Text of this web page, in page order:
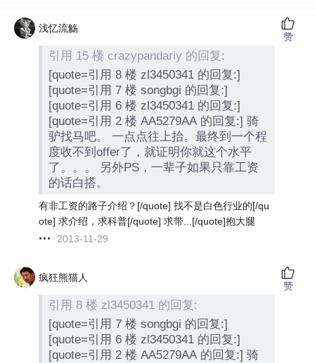
浅忆流觞
引用 15 楼 crazypandariy 的回复:
[quote=引用 8 楼 zl3450341 的回复:]
[quote=引用 7 楼 songbgi 的回复:]
[quote=引用 6 楼 zl3450341 的回复:]
[quote=引用 2 楼 AA5279AA 的回复:] 骑
驴找马吧。 一点点往上抬。最终到一个程
度收不到offer了，就证明你就这个水平
了。。。 另外PS，一辈子如果只靠工资
的话白搭。
有非工资的路子介绍？[/quote] 找不是白色行业的[/qu
ote] 求介绍，求科普[/quote] 求带...[/quote]抱大腿
2013-11-29
赞
疯狂熊猫人
引用 8 楼 zl3450341 的回复:
[quote=引用 7 楼 songbgi 的回复:]
[quote=引用 6 楼 zl3450341 的回复:]
[quote=引用 2 楼 AA5279AA 的回复:] 骑
赞